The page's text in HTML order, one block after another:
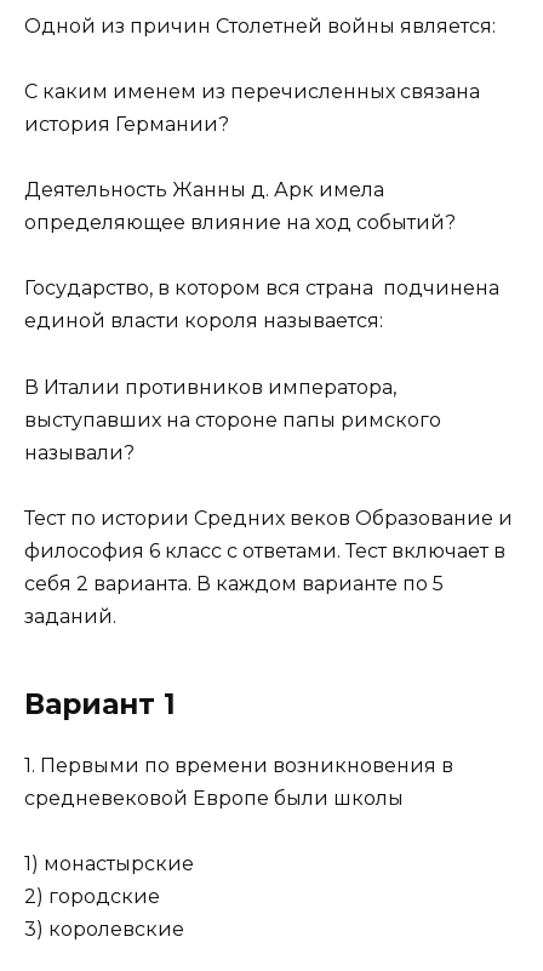
Одной из причин Столетней войны является:
С каким именем из перечисленных связана
история Германии?
Деятельность Жанны д. Арк имела
определяющее влияние на ход событий?
Государство, в котором вся страна подчинена
единой власти короля называется:
В Италии противников императора,
выступавших на стороне папы римского
называли?
Тест по истории Средних веков Образование и
философия 6 класс с ответами. Тест включает в
себя 2 варианта. В каждом варианте по 5
заданий.
Вариант 1
1. Первыми по времени возникновения в
средневековой Европе были школы
1) монастырские
2) городские
3) королевские